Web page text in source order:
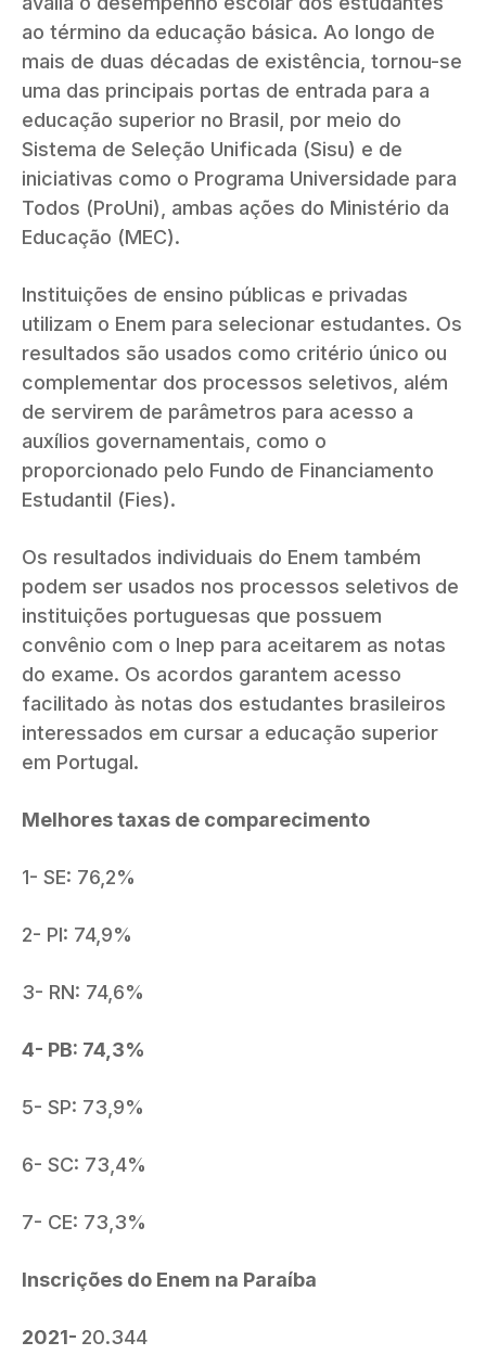
ao término da educação básica. Ao longo de
mais de duas décadas de existência, tornou-se
uma das principais portas de entrada para a
educação superior no Brasil, por meio do
Sistema de Seleção Unificada (Sisu) e de
iniciativas como o Programa Universidade para
Todos (ProUni), ambas ações do Ministério da
Educação (MEC).
Instituições de ensino públicas e privadas
utilizam o Enem para selecionar estudantes. Os
resultados são usados como critério único ou
complementar dos processos seletivos, além
de servirem de parâmetros para acesso a
auxílios governamentais, como o
proporcionado pelo Fundo de Financiamento
Estudantil (Fies).
Os resultados individuais do Enem também
podem ser usados nos processos seletivos de
instituições portuguesas que possuem
convênio com o Inep para aceitarem as notas
do exame. Os acordos garantem acesso
facilitado às notas dos estudantes brasileiros
interessados em cursar a educação superior
em Portugal.
Melhores taxas de comparecimento
1- SE: 76,2%
2- PI: 74,9%
3- RN: 74,6%
4- PB: 74,3%
5- SP: 73,9%
6- SC: 73,4%
7- CE: 73,3%
Inscrições do Enem na Paraíba
2021- 20.344